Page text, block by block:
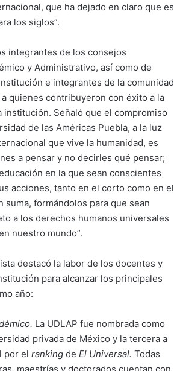
que ha dejado en claro que es
los siglos”.
integrantes de los consejos
y Administrativo, así como de
e integrantes de la comunidad
a quienes contribuyeron con éxito a la
institución. Señaló que el compromiso
de las Américas Puebla, a la luz
que vive la humanidad, es
a pensar y no decirles qué pensar;
en la que sean conscientes
acciones, tanto en el corto como en el
suma, formándolos para que sean
a los derechos humanos universales
nuestro mundo”.
destacó la labor de los docentes y
para alcanzar los principales
año:
La UDLAP fue nombrada como
privada de México y la tercera a
por el ranking de El Universal. Todas